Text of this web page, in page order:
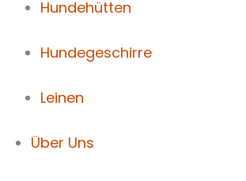
Hundehütten
Hundegeschirre
Leinen
Über Uns